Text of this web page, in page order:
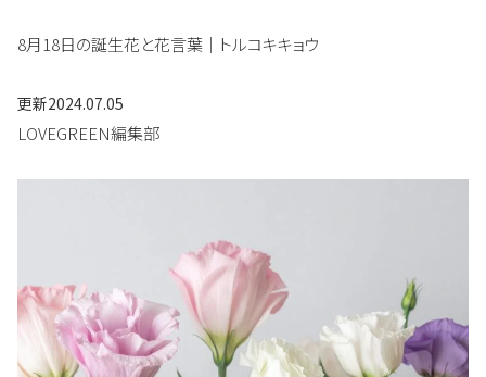
8月18日の誕生花と花言葉｜トルコキキョウ
更新2024.07.05
LOVEGREEN編集部